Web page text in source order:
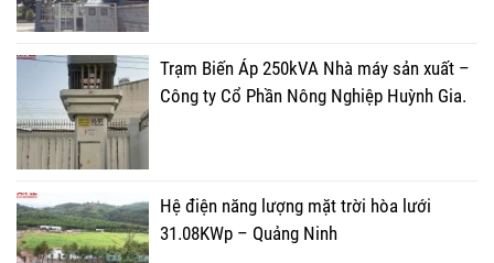
Trạm Biến Áp 250kVA Nhà máy sản xuất –
Công ty Cổ Phần Nông Nghiệp Huỳnh Gia.
Hệ điện năng lượng mặt trời hòa lưới
31.08KWp – Quảng Ninh